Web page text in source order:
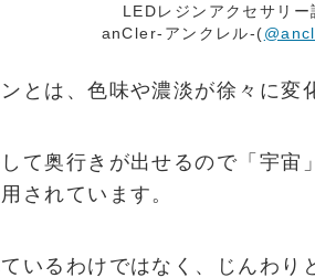
LEDレジンアクセサリー
anCler-アンクレル-(
とは、色味や濃淡が徐々に変
て奥行きが出せるので「宇
されています。
いるわけではなく、じんわ